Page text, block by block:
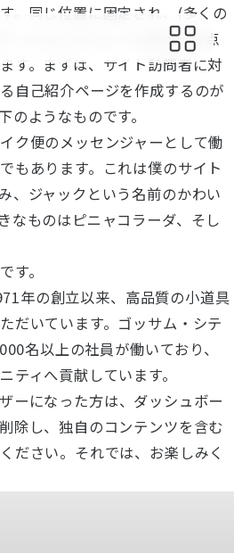
に
サポート
お問い合わせ
読み物
メディア
。同じ位置に固定され、(多くの
ーションメニューに含まれる点
す。まずは、サイト訪問者に対
自己紹介ページを作成するのが
のようなものです。
ク便のメッセンジャーとして働
もあります。これは僕のサイト
、ジャックという名前のかわい
なものはピニャコラーダ、そし
す。
年の創立以来、高品質の小道具
だいています。ゴッサム・シテ
名以上の社員が働いており、
ティへ貢献しています。
になった方は、 ダッシュボー
除し、独自のコンテンツを含む
ださい。それでは、お楽しみく